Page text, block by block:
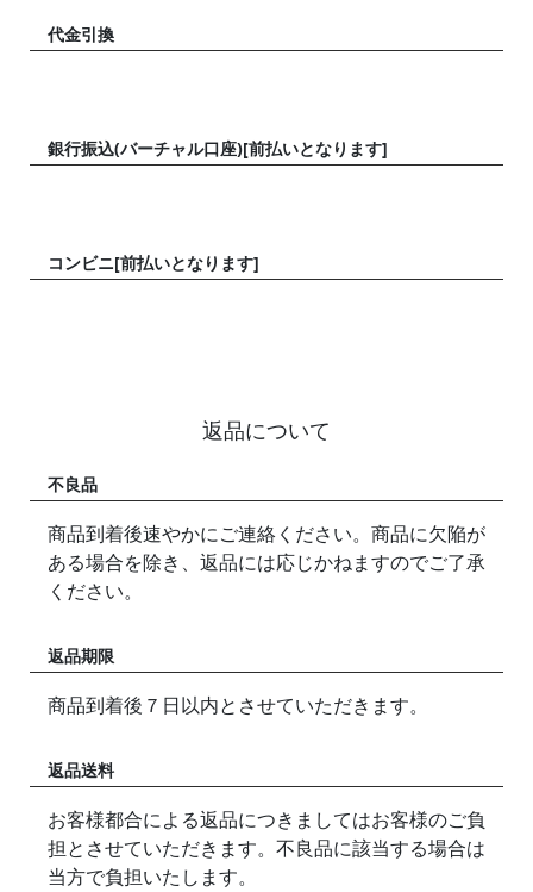
代金引換
銀行振込(バーチャル口座)[前払いとなります]
コンビニ[前払いとなります]
返品について
不良品
商品到着後速やかにご連絡ください。商品に欠陥が
ある場合を除き、返品には応じかねますのでご了承
ください。
返品期限
商品到着後７日以内とさせていただきます。
返品送料
お客様都合による返品につきましてはお客様のご負
担とさせていただきます。不良品に該当する場合は
当方で負担いたします。